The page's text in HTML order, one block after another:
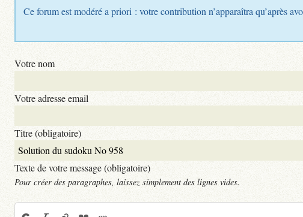
Ce forum est modéré a priori : votre contribution n’apparaîtra qu’après
Votre nom
Votre adresse email
Titre (obligatoire)
Texte de votre message (obligatoire)
Pour créer des paragraphes, laissez simplement des lignes vides.